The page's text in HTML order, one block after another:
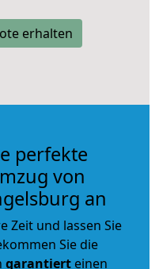
erhalten
perfekte
von
an
Zeit und lassen Sie
Sie die
garantiert einen